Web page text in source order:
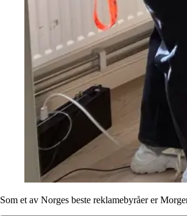
Som et av Norges beste reklamebyråer er